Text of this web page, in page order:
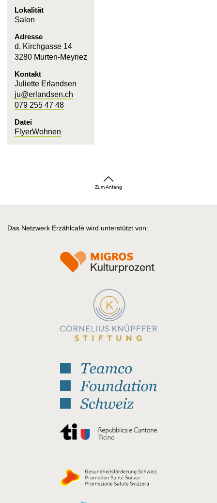
Lokalität
Salon
Adresse
d. Kirchgasse 14
3280 Murten-Meyriez
Kontakt
Juliette Erlandsen
ju@erlandsen.ch
079 255 47 48
Datei
FlyerWohnen
Zum Anfang
Das Netzwerk Erzählcafé wird unterstützt von: